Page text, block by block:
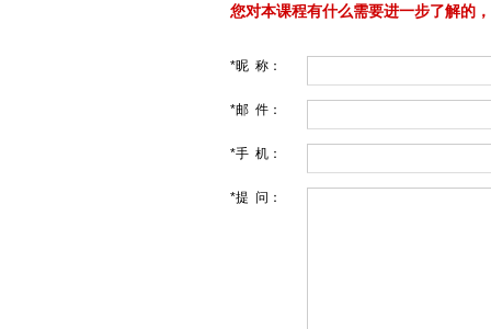
您对本课程有什么需要进一步了解的
*昵 称：
*邮 件：
*手 机：
*提 问：